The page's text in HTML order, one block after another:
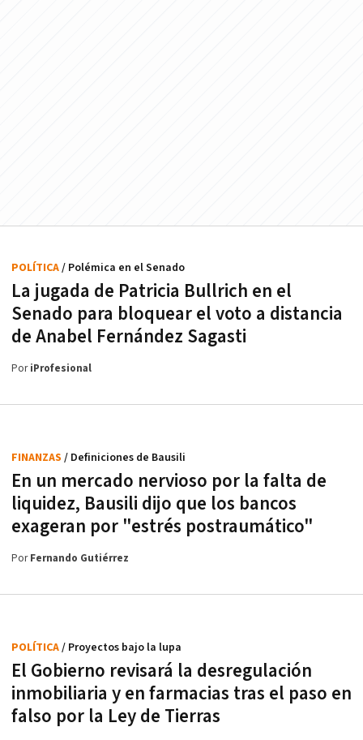
La jugada de Patricia Bullrich en el
Senado para bloquear el voto a distancia
de Anabel Fernández Sagasti
POLÍTICA/ Polémica en el Senado
PoriProfesional
En un mercado nervioso por la falta de
liquidez, Bausili dijo que los bancos
exageran por "estrés postraumático"
FINANZAS / Definiciones de Bausili
PorFernando Gutiérrez
El Gobierno revisará la desregulación
inmobiliaria y en farmacias tras el paso en
falso por la Ley de Tierras
POLÍTICA/ Proyectos bajo la lupa